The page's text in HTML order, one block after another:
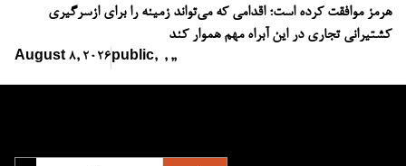
هرمز موافقت کرده است؛ اقدامی که می‌تواند زمینه را برای ازسرگیری
کشتیرانی تجاری در این آبراه مهم هموار کند
August 8, 2026 public, ,,,